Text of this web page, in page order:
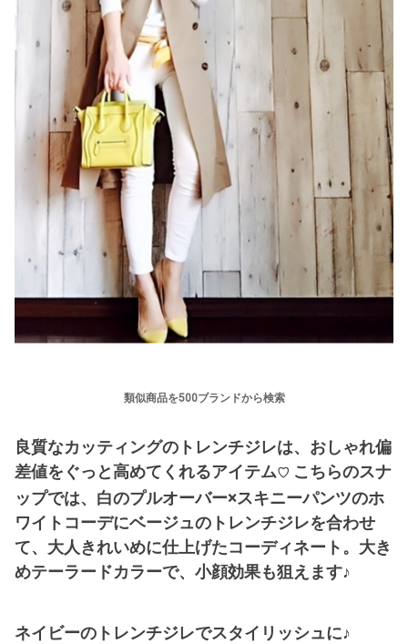
類似商品を500ブランドから検索
良質なカッティングのトレンチジレは、おしゃれ偏
差値をぐっと高めてくれるアイテム♡ こちらのスナ
ップでは、白のプルオーバー×スキニーパンツのホ
ワイトコーデにベージュのトレンチジレを合わせ
て、大人きれいめに仕上げたコーディネート。大き
めテーラードカラーで、小顔効果も狙えます♪
ネイビーのトレンチジレでスタイリッシュに♪